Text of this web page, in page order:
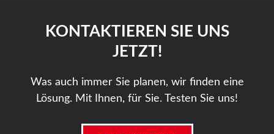
KONTAKTIEREN SIE UNS
JETZT!
Was auch immer Sie planen, wir finden eine
Lösung. Mit Ihnen, für Sie. Testen Sie uns!